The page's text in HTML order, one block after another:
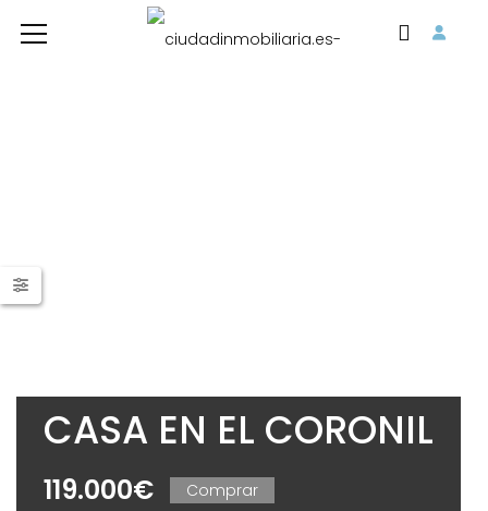
CASA EN EL CORONIL
119.000€ Comprar